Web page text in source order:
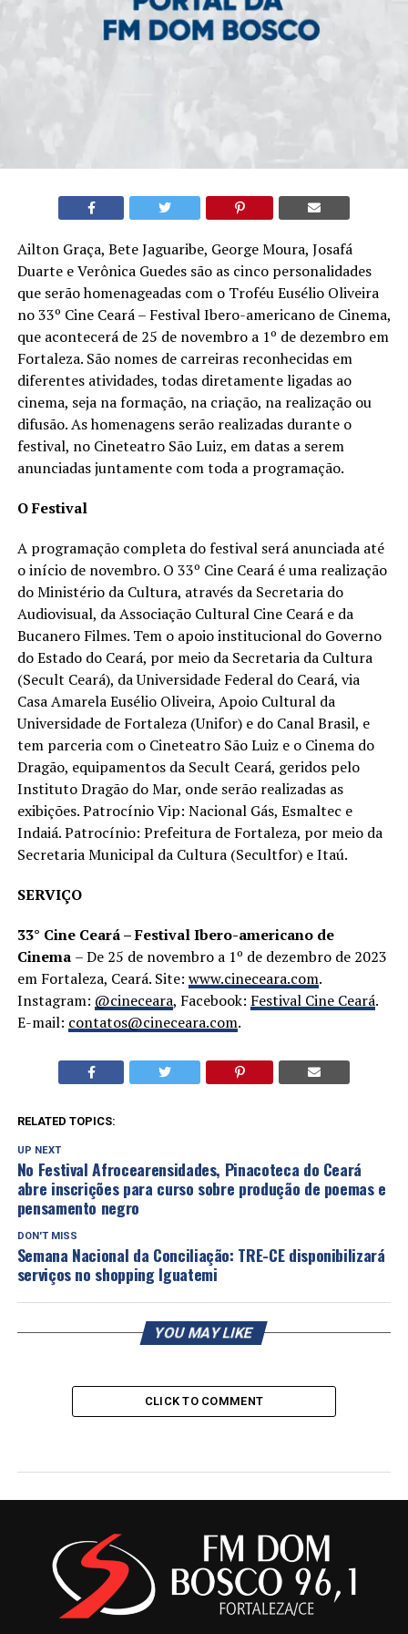
Ailton Graça, Bete Jaguaribe, George Moura, Josafá
Duarte e Verônica Guedes são as cinco personalidades
que serão homenageadas com o Troféu Eusélio Oliveira
no 33º Cine Ceará – Festival Ibero-americano de Cinema,
que acontecerá de 25 de novembro a 1º de dezembro em
Fortaleza. São nomes de carreiras reconhecidas em
diferentes atividades, todas diretamente ligadas ao
cinema, seja na formação, na criação, na realização ou
difusão. As homenagens serão realizadas durante o
festival, no Cineteatro São Luiz, em datas a serem
anunciadas juntamente com toda a programação.
O Festival
A programação completa do festival será anunciada até
o início de novembro. O 33º Cine Ceará é uma realização
do Ministério da Cultura, através da Secretaria do
Audiovisual, da Associação Cultural Cine Ceará e da
Bucanero Filmes. Tem o apoio institucional do Governo
do Estado do Ceará, por meio da Secretaria da Cultura
(Secult Ceará), da Universidade Federal do Ceará, via
Casa Amarela Eusélio Oliveira, Apoio Cultural da
Universidade de Fortaleza (Unifor) e do Canal Brasil, e
tem parceria com o Cineteatro São Luiz e o Cinema do
Dragão, equipamentos da Secult Ceará, geridos pelo
Instituto Dragão do Mar, onde serão realizadas as
exibições. Patrocínio Vip: Nacional Gás, Esmaltec e
Indaiá. Patrocínio: Prefeitura de Fortaleza, por meio da
Secretaria Municipal da Cultura (Secultfor) e Itaú.
SERVIÇO
33° Cine Ceará – Festival Ibero-americano de
Cinema – De 25 de novembro a 1º de dezembro de 2023
em Fortaleza, Ceará. Site: www.cineceara.com.
Instagram: @cineceara, Facebook: Festival Cine Ceará.
E-mail: contatos@cineceara.com.
RELATED TOPICS:
UP NEXT
No Festival Afrocearensidades, Pinacoteca do Ceará
abre inscrições para curso sobre produção de poemas e
pensamento negro
DON'T MISS
Semana Nacional da Conciliação: TRE-CE disponibilizará
serviços no shopping Iguatemi
YOU MAY LIKE
CLICK TO COMMENT